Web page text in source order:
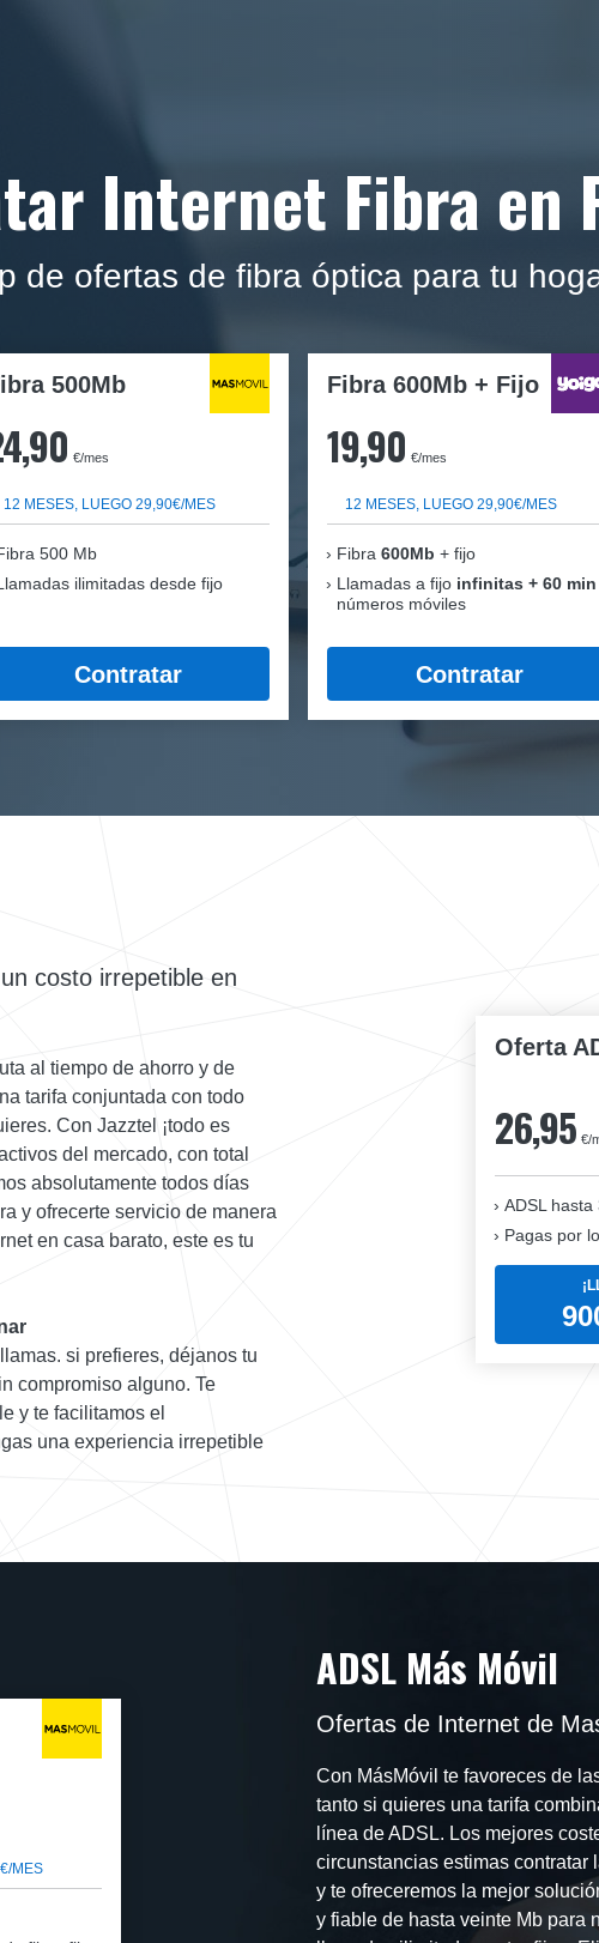
Internet Fibra en
de ofertas de fibra óptica para tu
500Mb
€/mes
12 MESES, LUEGO 29,90€/MES
500 Mb
ilimitadas desde fijo
Contratar
Fibra 600Mb + Fijo
19,90 €/mes
12 MESES, LUEGO 29,90€/MES
Fibra 600Mb + fijo
Llamadas a fijo infinitas + 60 min
números móviles
Contratar
Oferta
26,95 €/
ADSL hasta
Pagas por
costo irrepetible en
al tiempo de ahorro y de
tarifa conjuntada con todo
Con Jazztel ¡todo es
del mercado, con total
absolutamente todos días
y ofrecerte servicio de manera
en casa barato, este es tu
si prefieres, déjanos tu
compromiso alguno. Te
y te facilitamos el
una experiencia irrepetible
MES
ADSL Más Móvil
Ofertas de Internet de
Con MásMóvil te favoreces de
tanto si quieres una tarifa
línea de ADSL. Los mejores
circunstancias estimas contratar
y te ofreceremos la mejor
y fiable de hasta veinte Mb para